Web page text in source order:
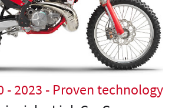
- 2023 - Proven technology